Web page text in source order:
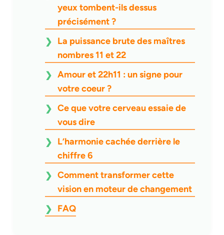
yeux tombent-ils dessus
précisément ?
La puissance brute des maîtres
nombres 11 et 22
Amour et 22h11 : un signe pour
votre coeur ?
Ce que votre cerveau essaie de
vous dire
L’harmonie cachée derrière le
chiffre 6
Comment transformer cette
vision en moteur de changement
FAQ